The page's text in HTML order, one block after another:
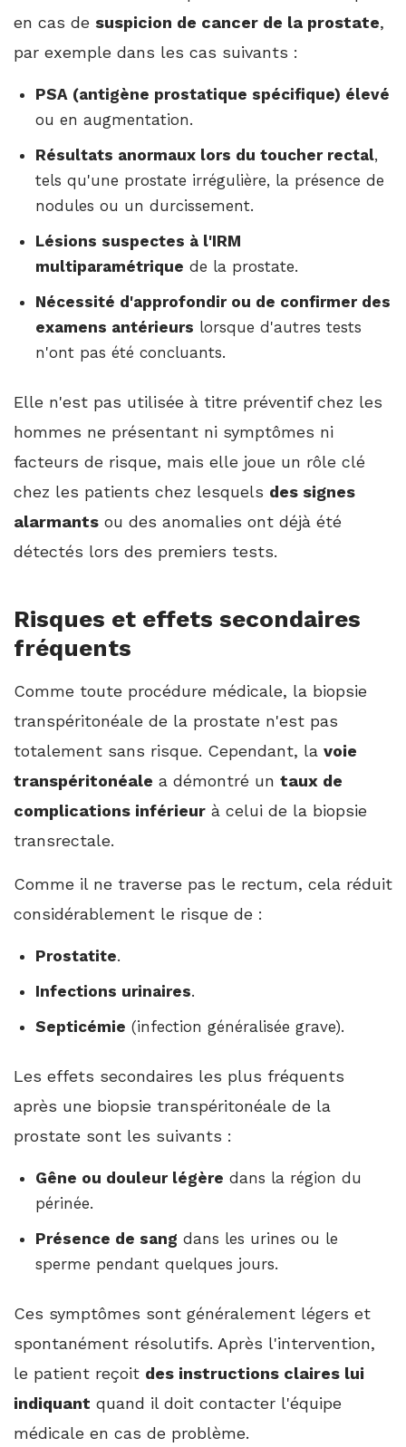
en cas de suspicion de cancer de la prostate,
par exemple dans les cas suivants :
PSA (antigène prostatique spécifique) élevé
ou en augmentation.
Résultats anormaux lors du toucher rectal,
tels qu'une prostate irrégulière, la présence de
nodules ou un durcissement.
Lésions suspectes à l'IRM
multiparamétrique de la prostate.
Nécessité d'approfondir ou de confirmer des
examens antérieurs lorsque d'autres tests
n'ont pas été concluants.
Elle n'est pas utilisée à titre préventif chez les
hommes ne présentant ni symptômes ni
facteurs de risque, mais elle joue un rôle clé
chez les patients chez lesquels des signes
alarmants ou des anomalies ont déjà été
détectés lors des premiers tests.
Risques et effets secondaires
fréquents
Comme toute procédure médicale, la biopsie
transpéritonéale de la prostate n'est pas
totalement sans risque. Cependant, la voie
transpéritonéale a démontré un taux de
complications inférieur à celui de la biopsie
transrectale.
Comme il ne traverse pas le rectum, cela réduit
considérablement le risque de :
Prostatite.
Infections urinaires.
Septicémie (infection généralisée grave).
Les effets secondaires les plus fréquents
après une biopsie transpéritonéale de la
prostate sont les suivants :
Gêne ou douleur légère dans la région du
périnée.
Présence de sang dans les urines ou le
sperme pendant quelques jours.
Ces symptômes sont généralement légers et
spontanément résolutifs. Après l'intervention,
le patient reçoit des instructions claires lui
indiquant quand il doit contacter l'équipe
médicale en cas de problème.